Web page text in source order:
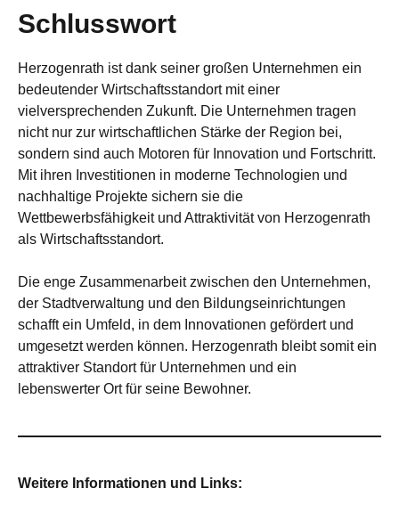
Schlusswort
Herzogenrath ist dank seiner großen Unternehmen ein
bedeutender Wirtschaftsstandort mit einer
vielversprechenden Zukunft. Die Unternehmen tragen
nicht nur zur wirtschaftlichen Stärke der Region bei,
sondern sind auch Motoren für Innovation und Fortschritt.
Mit ihren Investitionen in moderne Technologien und
nachhaltige Projekte sichern sie die
Wettbewerbsfähigkeit und Attraktivität von Herzogenrath
als Wirtschaftsstandort.
Die enge Zusammenarbeit zwischen den Unternehmen,
der Stadtverwaltung und den Bildungseinrichtungen
schafft ein Umfeld, in dem Innovationen gefördert und
umgesetzt werden können. Herzogenrath bleibt somit ein
attraktiver Standort für Unternehmen und ein
lebenswerter Ort für seine Bewohner.
Weitere Informationen und Links: